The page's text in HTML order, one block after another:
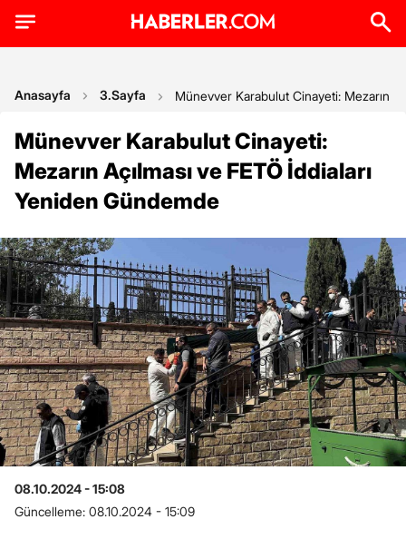
Anasayfa 3.Sayfa Münevver Karabulut Cinayeti: Mezarın
Münevver Karabulut Cinayeti:
Mezarın Açılması ve FETÖ İddiaları
Yeniden Gündemde
08.10.2024 - 15:08
Güncelleme: 08.10.2024 - 15:09